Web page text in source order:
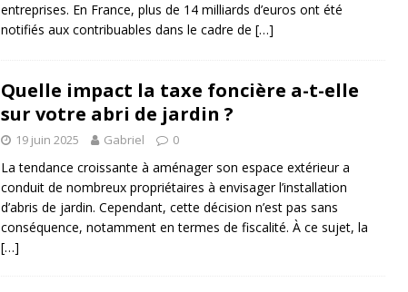
entreprises. En France, plus de 14 milliards d’euros ont été
notifiés aux contribuables dans le cadre de […]
Quelle impact la taxe foncière a-t-elle
sur votre abri de jardin ?
19 juin 2025 Gabriel 0
La tendance croissante à aménager son espace extérieur a
conduit de nombreux propriétaires à envisager l’installation
d’abris de jardin. Cependant, cette décision n’est pas sans
conséquence, notamment en termes de fiscalité. À ce sujet, la
[…]